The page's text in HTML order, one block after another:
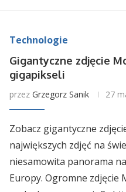
Technologie
Gigantyczne zdjęcie
gigapikseli
przez Grzegorz Sanik 27
Zobacz gigantyczne
największych zdjęć na
niesamowita panorama
Europy. Ogromne zdjęcie